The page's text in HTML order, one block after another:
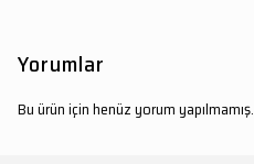
Yorumlar
Bu ürün için henüz yorum yapılmamış.